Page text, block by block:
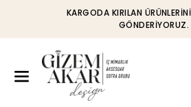
KARGODA KIRILAN
GÖNDERIYORUZ.